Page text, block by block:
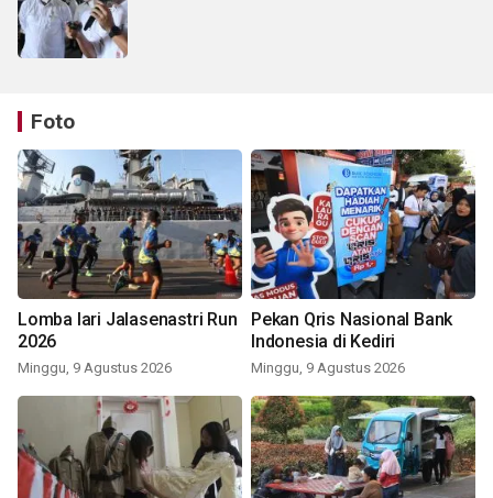
Foto
Lomba lari Jalasenastri Run
2026
Minggu, 9 Agustus 2026
Pekan Qris Nasional Bank
Indonesia di Kediri
Minggu, 9 Agustus 2026